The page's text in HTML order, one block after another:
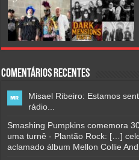
Comentários Recentes
Misael Ribeiro: Estamos
rádio...
Smashing Pumpkins comemora
uma turnê - Plantão Rock: […]
aclamado álbum Mellon Collie